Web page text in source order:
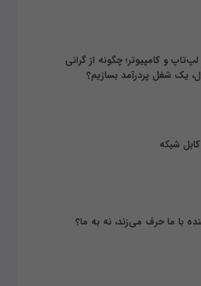
و کامپیوتر؛ چگونه از گرانی
یک شغل پردرآمد بسازیم؟
شبکه
با ما حرف می‌زند، نه به ما؟